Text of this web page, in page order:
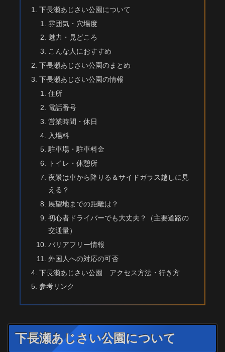
下長瀬あじさい公園について
雰囲気・穴場度
魅力・見どころ
こんな人におすすめ
下長瀬あじさい公園のまとめ
下長瀬あじさい公園の情報
住所
電話番号
営業時間・休日
入場料
駐車場・駐車料金
トイレ・休憩所
夜景は車から降りる＆サイドガラス越しに見
える？
展望地までの距離は？
初心者ドライバーでも大丈夫？（主要道路の
交通量）
バリアフリー情報
外国人への対応の可否
下長瀬あじさい公園 アクセス方法・行き方
参考リンク
下長瀬あじさい公園について